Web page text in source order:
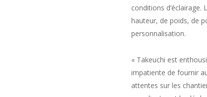
conditions
hauteur, de poids, de
personnalisation.
« Takeuchi est
impatiente de fournir
attentes sur les